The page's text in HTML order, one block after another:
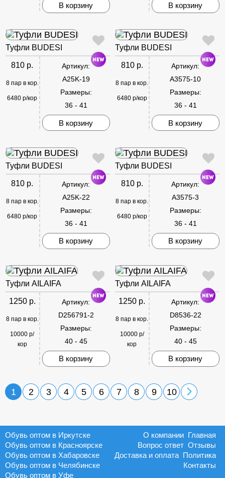
В корзину В корзину
Туфли BUDESI
810 р.
8 пар в кор.
6480 р/кор
Артикул:
A25K-19
Размеры:
36 - 41
В корзину
Туфли BUDESI
810 р.
8 пар в кор.
6480 р/кор
Артикул:
A3575-10
Размеры:
36 - 41
В корзину
Туфли BUDESI
810 р.
8 пар в кор.
6480 р/кор
Артикул:
A25K-22
Размеры:
36 - 41
В корзину
Туфли BUDESI
810 р.
8 пар в кор.
6480 р/кор
Артикул:
A3575-3
Размеры:
36 - 41
В корзину
Туфли AILAIFA
1250 р.
8 пар в кор.
10000 р/
кор
Артикул:
D256791-2
Размеры:
40 - 45
В корзину
Туфли AILAIFA
1250 р.
8 пар в кор.
10000 р/
кор
Артикул:
D8536-22
Размеры:
40 - 45
В корзину
1 2 3 4 5 6 7 8 9 10
Обувь оптом в Иркутске
Обувь оптом в Красноярске
Обувь оптом в Хабаровске
Обувь оптом в Челябинске
Обувь оптом в Уфе
Главная
О компании
Отзывы
Вопрос ответ
Политика
Доставка и оплата
Контакты